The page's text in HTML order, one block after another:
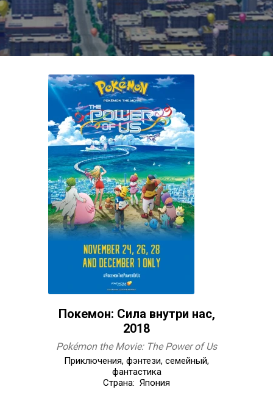
Покемон: Сила внутри нас,
2018
Pokémon the Movie: The Power of Us
Приключения, фэнтези, семейный,
фантастика
Страна: Япония